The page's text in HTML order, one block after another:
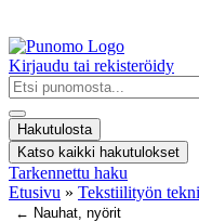
Kirjaudu tai rekisteröidy
Search
...
Hakutulosta
Katso kaikki hakutulokset
Tarkennettu haku
Etusivu » Tekstiilityön
← Nauhat, nyörit